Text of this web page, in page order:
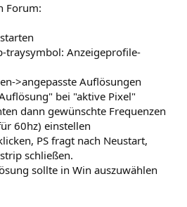
Forum:
traysymbol: Anzeigeprofile-
>angepasste Auflösungen
bei "aktive Pixel"
dann gewünschte Frequenzen
60hz) einstellen
PS fragt nach Neustart,
schließen.
sollte in Win auszuwählen